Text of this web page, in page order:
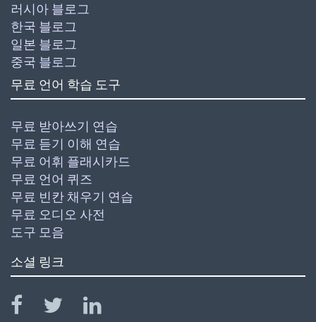
러시아 블로그
한국 블로그
일본 블로그
중국 블로그
무료 언어 학습 도구
무료 받아쓰기 연습
무료 듣기 이해 연습
무료 어휘 플래시카드
무료 언어 퀴즈
무료 빈칸 채우기 연습
무료 오디오 사전
도구 모음
소셜 링크